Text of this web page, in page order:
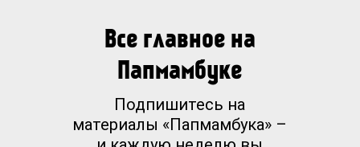
Все главное на
Папмамбуке
Подпишитесь на
материалы «Папмамбука» –